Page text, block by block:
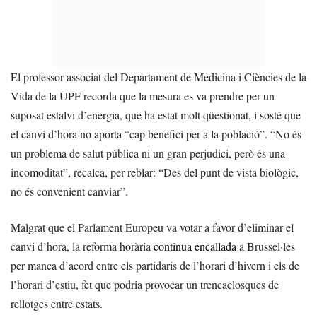
El professor associat del Departament de Medicina i Ciències de la
Vida de la UPF recorda que la mesura es va prendre per un
suposat estalvi d’energia, que ha estat molt qüestionat, i sosté que
el canvi d’hora no aporta “cap benefici per a la població”. “No és
un problema de salut pública ni un gran perjudici, però és una
incomoditat”, recalca, per reblar: “Des del punt de vista biològic,
no és convenient canviar”.
Malgrat que el Parlament Europeu va votar a favor d’eliminar el
canvi d’hora, la reforma horària continua encallada a Brussel·les
per manca d’acord entre els partidaris de l’horari d’hivern i els de
l’horari d’estiu, fet que podria provocar un trencaclosques de
rellotges entre estats.